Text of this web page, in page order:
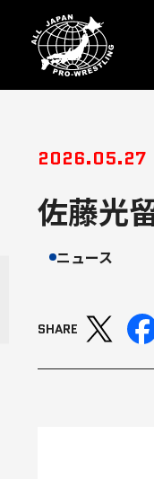
2026.05.27
佐藤光
ニュース
SHARE